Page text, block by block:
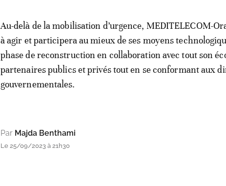
Au-delà de la mobilisation d’urgence, MEDITELECOM-
à agir et participera au mieux de ses moyens
phase de reconstruction en collaboration avec tout son
partenaires publics et privés tout en se conformant aux
gouvernementales.
Par Majda Benthami
Le 25/09/2023 à 21h30